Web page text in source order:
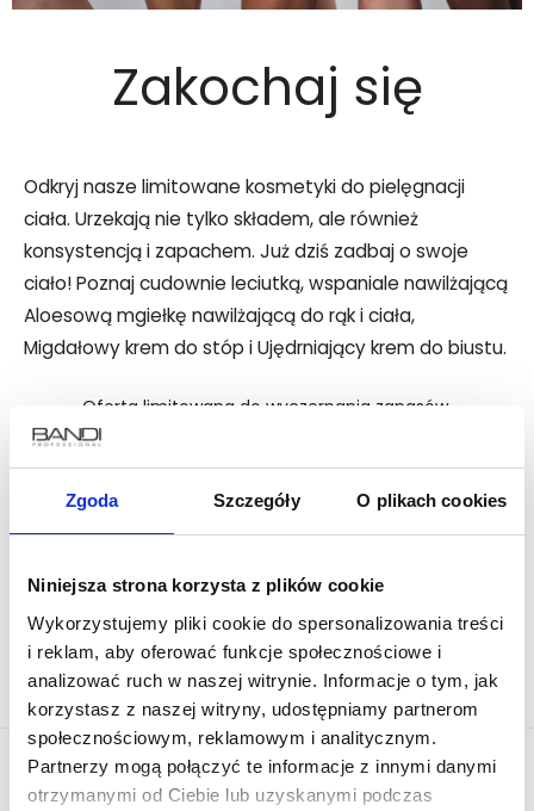
Zgoda Szczegóły O plikach cookies
Niniejsza strona korzysta z plików cookie
Wykorzystujemy pliki cookie do spersonalizowania treści
i reklam, aby oferować funkcje społecznościowe i
analizować ruch w naszej witrynie. Informacje o tym, jak
korzystasz z naszej witryny, udostępniamy partnerom
społecznościowym, reklamowym i analitycznym.
Partnerzy mogą połączyć te informacje z innymi danymi
otrzymanymi od Ciebie lub uzyskanymi podczas
Zakochaj się
Odkryj nasze limitowane kosmetyki do pielęgnacji
ciała. Urzekają nie tylko składem, ale również
konsystencją i zapachem. Już dziś zadbaj o swoje
ciało! Poznaj cudownie leciutką, wspaniale nawilżającą
Aloesową mgiełkę nawilżającą do rąk i ciała,
Migdałowy krem do stóp i Ujędrniający krem do biustu.
Oferta limitowana do wyczerpania zapasów.